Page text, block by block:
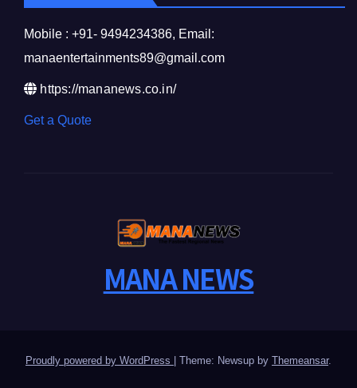
Mobile : +91- 9494234386, Email:
manaentertainments89@gmail.com
https://mananews.co.in/
Get a Quote
MANA NEWS
Proudly powered by WordPress Theme: Newsup by Themeansar.